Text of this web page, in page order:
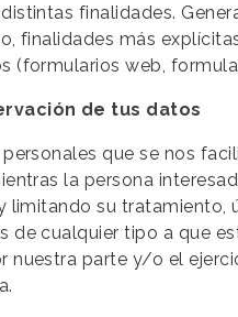
finalidades.
finalidades más
(formularios web,
de tus datos
que se nos
la persona
limitando su
de cualquier tipo a que
nuestra parte y/o el